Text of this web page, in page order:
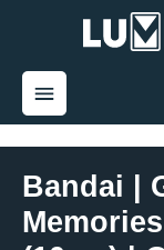
springen
Bandai |